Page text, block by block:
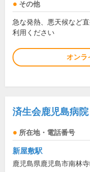
その他
急な発熱、悪天候など
利用ください
オンラ
済生会鹿児島病院
所在地・電話番号
新屋敷駅
鹿児島県鹿児島市南林